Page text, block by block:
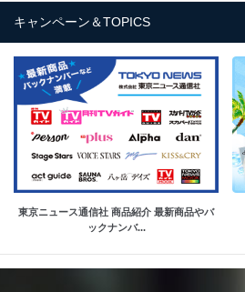
キャンペーン＆TOPICS
東京ニュース通信社 商品紹介 最新商品やバ
ックナンバ...